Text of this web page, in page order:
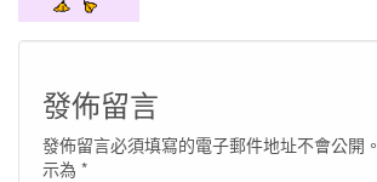
發佈留言
發佈留言必須填寫的電子郵件地址不會公開。
示為 *